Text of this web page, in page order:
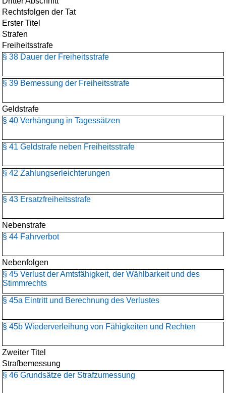
Rechtsfolgen der Tat
Erster Titel
Strafen
Freiheitsstrafe
§ 38 Dauer der Freiheitsstrafe
§ 39 Bemessung der Freiheitsstrafe
Geldstrafe
§ 40 Verhängung in Tagessätzen
§ 41 Geldstrafe neben Freiheitsstrafe
§ 42 Zahlungserleichterungen
§ 43 Ersatzfreiheitsstrafe
Nebenstrafe
§ 44 Fahrverbot
Nebenfolgen
§ 45 Verlust der Amtsfähigkeit, der Wählbarkeit und des
Stimmrechts
§ 45a Eintritt und Berechnung des Verlustes
§ 45b Wiederverleihung von Fähigkeiten und Rechten
Zweiter Titel
Strafbemessung
§ 46 Grundsätze der Strafzumessung